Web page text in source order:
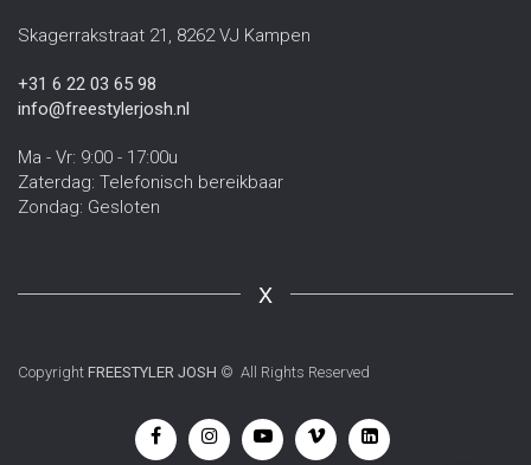
Skagerrakstraat 21, 8262 VJ Kampen
+31 6 22 03 65 98
info@freestylerjosh.nl
Ma - Vr: 9:00 - 17:00u
Zaterdag: Telefonisch bereikbaar
Zondag: Gesloten
X
Copyright FREESTYLER JOSH © All Rights Reserved